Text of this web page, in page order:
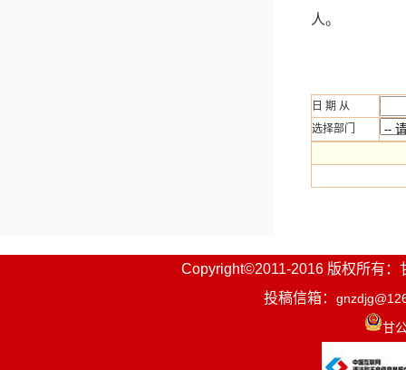
人。
日 期 从
选择部门
Copyright©2011-2016 版权所有：
投稿信箱：
甘